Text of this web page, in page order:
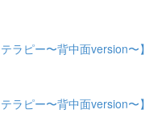
ラピー〜背中面version〜】
ラピー〜背中面version〜】